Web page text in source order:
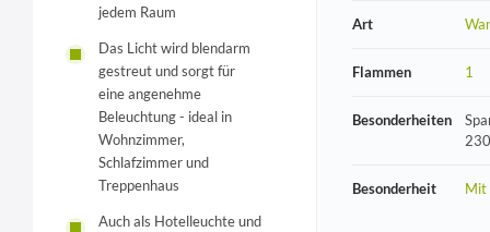
jedem Raum
Das Licht wird blendarm
gestreut und sorgt für
eine angenehme
Beleuchtung - ideal in
Wohnzimmer,
Schlafzimmer und
Treppenhaus
Auch als Hotelleuchte und
Art
Flammen 1
Besonderheiten
Besonderheit Mit